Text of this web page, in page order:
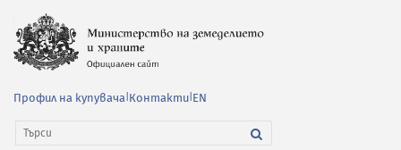
Профил на купувача Контакти EN